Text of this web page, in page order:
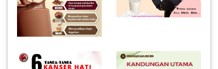
DIGITAL(29)
MAKANAN(25)